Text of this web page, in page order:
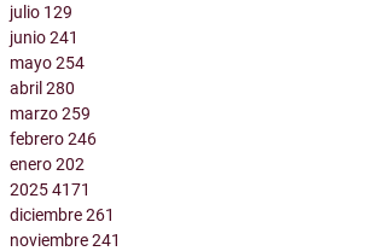
julio 129
junio241
mayo254
abril280
marzo259
febrero246
enero202
20254171
diciembre261
noviembre241